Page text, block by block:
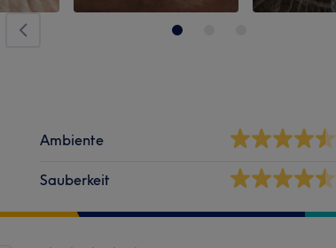
Ambiente
Sauberkeit